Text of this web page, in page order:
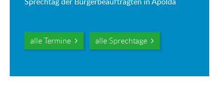
alle Termine alle Sprechtage